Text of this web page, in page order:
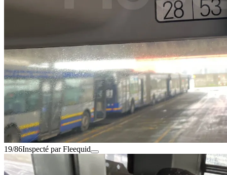
19/86Inspecté par Fleequid